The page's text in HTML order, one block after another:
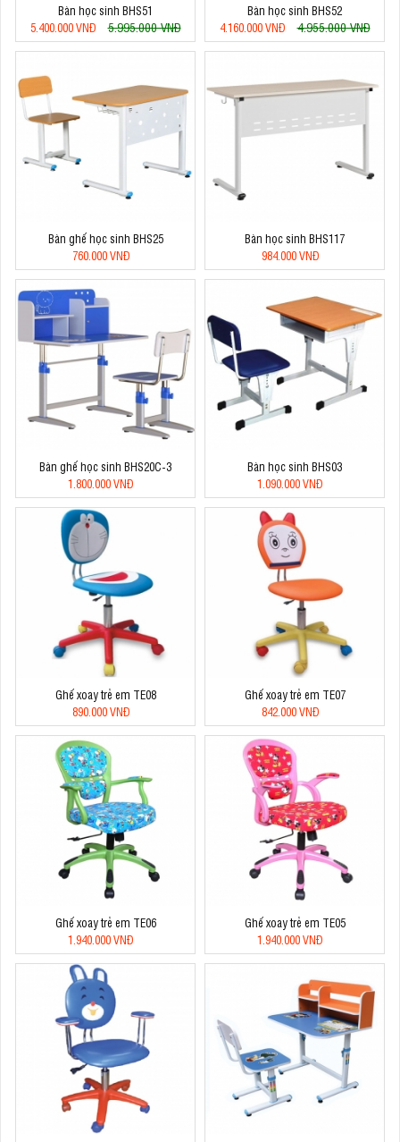
Bàn học sinh BHS51
5.400.000 VNĐ
5.995.000 VNĐ
Bàn học sinh BHS52
4.160.000 VNĐ
4.955.000 VNĐ
Bàn ghế học sinh BHS25
760.000 VNĐ
Bàn học sinh BHS117
984.000 VNĐ
Bàn ghế học sinh BHS20C-3
1.800.000 VNĐ
Bàn học sinh BHS03
1.090.000 VNĐ
Ghế xoay trẻ em TE08
890.000 VNĐ
Ghế xoay trẻ em TE07
842.000 VNĐ
Ghế xoay trẻ em TE06
1.940.000 VNĐ
Ghế xoay trẻ em TE05
1.940.000 VNĐ